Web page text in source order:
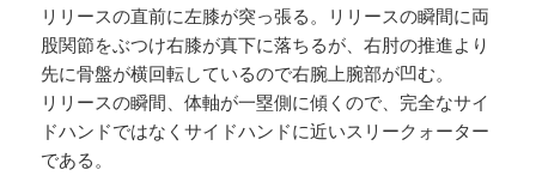
リリースの直前に左膝が突っ張る。リリースの瞬間に両
股関節をぶつけ右膝が真下に落ちるが、右肘の推進より
先に骨盤が横回転しているので右腕上腕部が凹む。
リリースの瞬間、体軸が一塁側に傾くので、完全なサイ
ドハンドではなくサイドハンドに近いスリークォーター
である。